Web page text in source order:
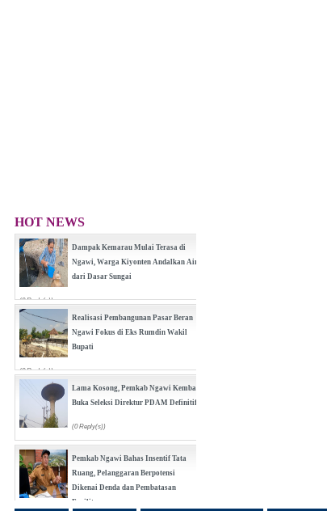
HOT NEWS
Dampak Kemarau Mulai Terasa di
Ngawi, Warga Kiyonten Andalkan Air
dari Dasar Sungai
(0 Reply(s))
Realisasi Pembangunan Pasar Beran
Ngawi Fokus di Eks Rumdin Wakil
Bupati
(0 Reply(s))
Lama Kosong, Pemkab Ngawi Kembali
Buka Seleksi Direktur PDAM Definitif
(0 Reply(s))
Pemkab Ngawi Bahas Insentif Tata
Ruang, Pelanggaran Berpotensi
Dikenai Denda dan Pembatasan
Fasilitas